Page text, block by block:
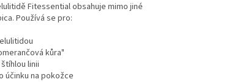
Fitessential obsahuje mimo jiné
Používá se pro:
kůra"
linii
účinku na pokožce